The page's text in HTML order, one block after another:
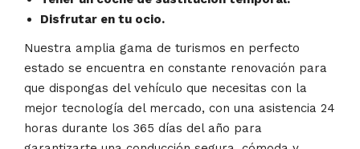
Disfrutar en tu ocio.
Nuestra amplia gama de turismos en perfecto
estado se encuentra en constante renovación para
que dispongas del vehículo que necesitas con la
mejor tecnología del mercado, con una asistencia 24
horas durante los 365 días del año para